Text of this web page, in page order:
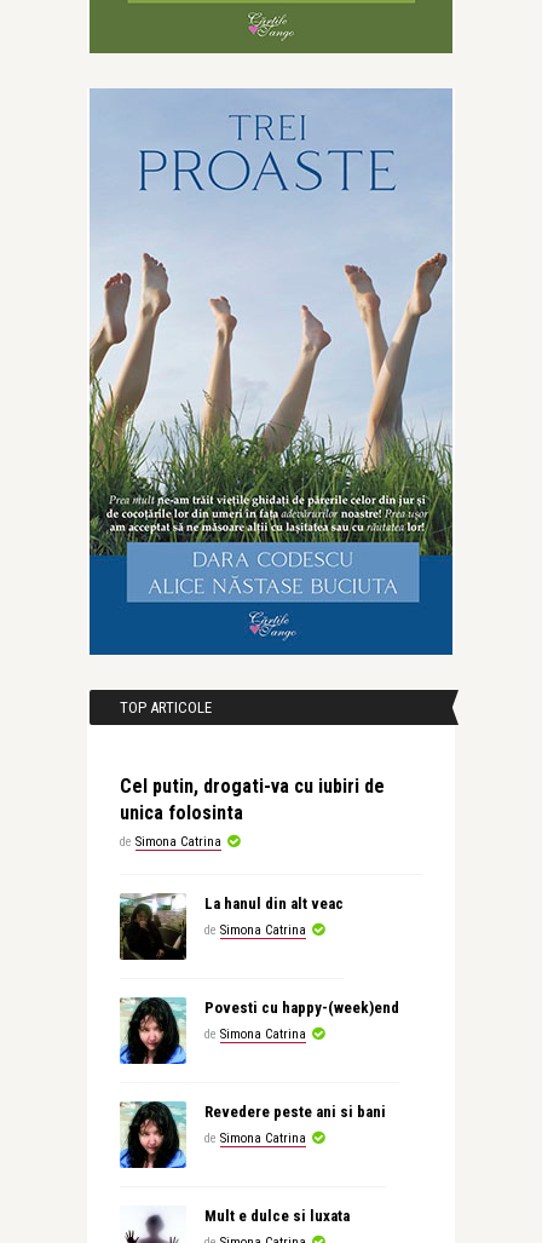
TOP ARTICOLE
Cel putin, drogati-va cu iubiri de
unica folosinta
de Simona Catrina
La hanul din alt veac
de Simona Catrina
Povesti cu happy-(week)end
de Simona Catrina
Revedere peste ani si bani
de Simona Catrina
Mult e dulce si luxata